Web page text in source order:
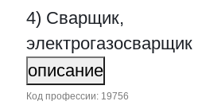
4) Сварщик,
электрогазосварщик
описание
Код профессии: 19756